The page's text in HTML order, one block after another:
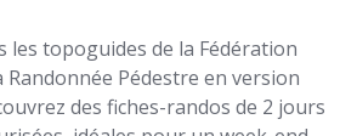
les topoguides de la Fédération
Randonnée Pédestre en version
des fiches-randos de 2 jours